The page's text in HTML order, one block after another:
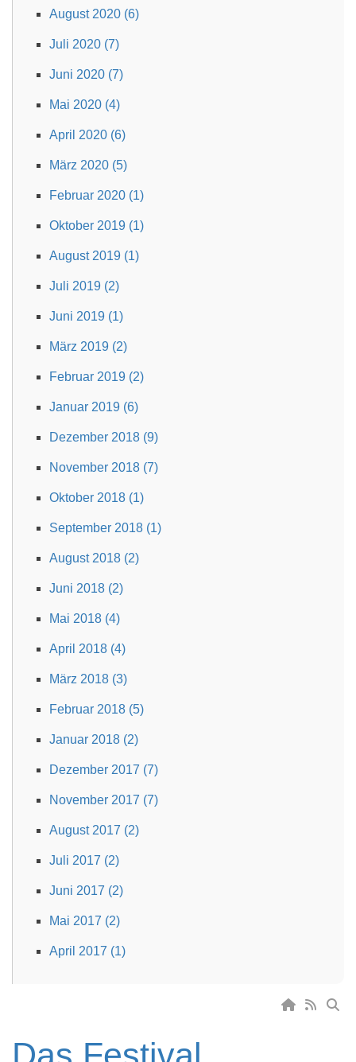
August 2020 (6)
Juli 2020 (7)
Juni 2020 (7)
Mai 2020 (4)
April 2020 (6)
März 2020 (5)
Februar 2020 (1)
Oktober 2019 (1)
August 2019 (1)
Juli 2019 (2)
Juni 2019 (1)
März 2019 (2)
Februar 2019 (2)
Januar 2019 (6)
Dezember 2018 (9)
November 2018 (7)
Oktober 2018 (1)
September 2018 (1)
August 2018 (2)
Juni 2018 (2)
Mai 2018 (4)
April 2018 (4)
März 2018 (3)
Februar 2018 (5)
Januar 2018 (2)
Dezember 2017 (7)
November 2017 (7)
August 2017 (2)
Juli 2017 (2)
Juni 2017 (2)
Mai 2017 (2)
April 2017 (1)